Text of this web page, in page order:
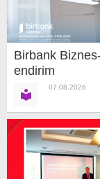
Birbank
endirim
07.08.2026